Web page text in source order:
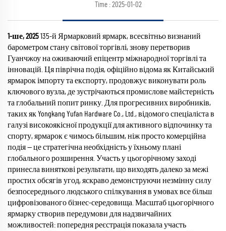
Time : 2025-01-02
1-ше, 2025135-й Ярмарковий ярмарк, всесвітньо визнаний
барометром стану світової торгівлі, знову перетворив
Гуанчжоу на оживаючий епіцентр міжнародної торгівлі та
інновацій. Ця піврічна подія, офіційно відома як Китайський
ярмарок імпорту та експорту, продовжує виконувати роль
ключового вузла, де зустрічаються промислове майстерність
та глобальний попит ринку. Для прогресивних виробників,
таких як Yongkang Yufan Hardware Co., Ltd., відомого спеціаліста в
галузі високоякісної продукції для активного відпочинку та
спорту, ярмарок є чимось більшим, ніж просто комерційна
подія — це стратегічна необхідність у їхньому плані
глобального розширення. Участь у цьогорічному заході
принесла виняткові результати, що виходять далеко за межі
простих обсягів угод, яскраво демонструючи незмінну силу
безпосереднього людського спілкування в умовах все більш
цифровізованого бізнес-середовища. Масштаб цьогорічного
ярмарку створив передумови для надзвичайних
можливостей: попередня реєстрація показала участь